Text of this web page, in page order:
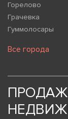
Горелово
Грачевка
Гуммолосары
Все города